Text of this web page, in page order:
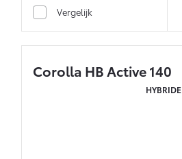
Vergelijk
Corolla HB Active 140
HYBRIDE